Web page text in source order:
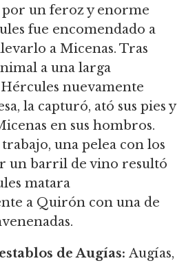
un feroz y enorme
fue encomendado a
a Micenas. Tras
a una larga
nuevamente
la capturó, ató sus pies y
en sus hombros.
una pelea con los
un barril de vino resultó
matara
a Quirón con una de
de Augías: Augías,